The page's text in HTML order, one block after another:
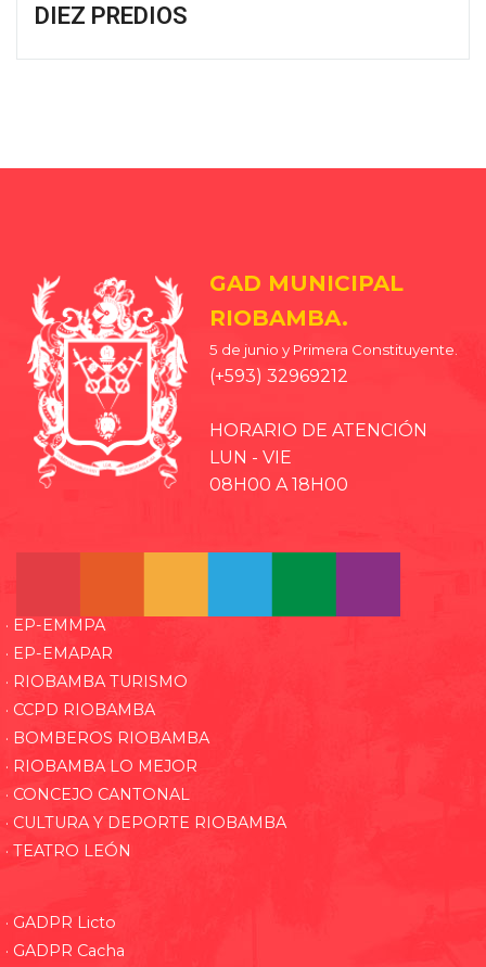
DIEZ PREDIOS
GAD MUNICIPAL
RIOBAMBA.
5 de junio y Primera Constituyente.
(+593) 32969212
HORARIO DE ATENCIÓN
LUN - VIE
08H00 A 18H00
· EP-EMMPA
· EP-EMAPAR
· RIOBAMBA TURISMO
· CCPD RIOBAMBA
· BOMBEROS RIOBAMBA
· RIOBAMBA LO MEJOR
· CONCEJO CANTONAL
· CULTURA Y DEPORTE RIOBAMBA
· TEATRO LEÓN
· GADPR Licto
· GADPR Cacha